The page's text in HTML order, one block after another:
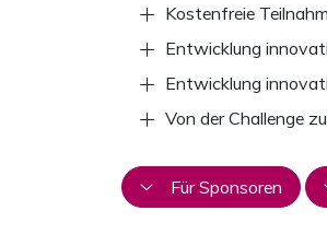
Kostenfreie
Entwicklung
Entwicklung
Von der Challenge
Für Sponsoren